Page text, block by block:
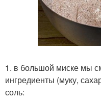
1. в большой миске мы
ингредиенты (муку,
соль: